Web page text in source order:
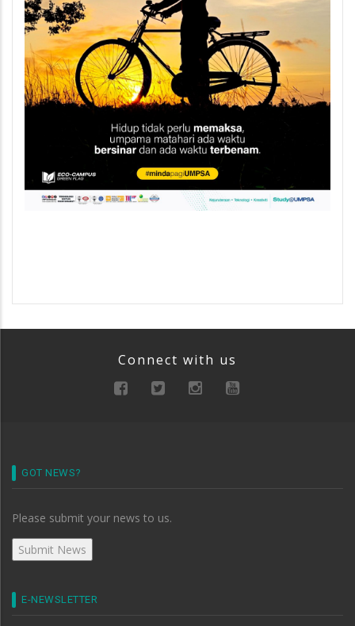
Connect with us
GOT NEWS?
Please submit your news to us.
E-NEWSLETTER